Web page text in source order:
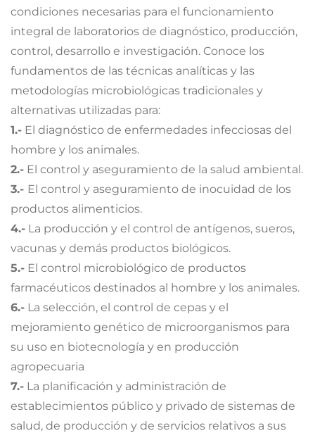
condiciones necesarias para el funcionamiento
integral de laboratorios de diagnóstico, producción,
control, desarrollo e investigación. Conoce los
fundamentos de las técnicas analíticas y las
metodologías microbiológicas tradicionales y
alternativas utilizadas para:
1.- El diagnóstico de enfermedades infecciosas del
hombre y los animales.
2.- El control y aseguramiento de la salud ambiental.
3.- El control y aseguramiento de inocuidad de los
productos alimenticios.
4.- La producción y el control de antígenos, sueros,
vacunas y demás productos biológicos.
5.- El control microbiológico de productos
farmacéuticos destinados al hombre y los animales.
6.- La selección, el control de cepas y el
mejoramiento genético de microorganismos para
su uso en biotecnología y en producción
agropecuaria
7.- La planificación y administración de
establecimientos público y privado de sistemas de
salud, de producción y de servicios relativos a sus